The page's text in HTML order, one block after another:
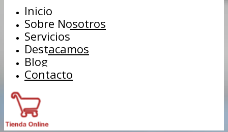
Inicio
Sobre Nosotros
Servicios
Destacamos
Blog
Contacto